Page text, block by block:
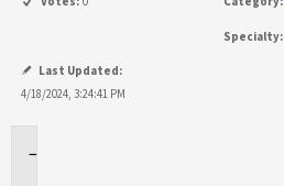
Specialty:
Last Updated:
4/18/2024, 3:24:41 PM